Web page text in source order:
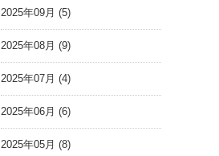
2025年09月 (5)
2025年08月 (9)
2025年07月 (4)
2025年06月 (6)
2025年05月 (8)